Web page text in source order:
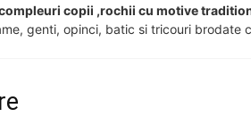
copii ,rochii cu motive
genti, opinci, batic si tricouri brodate